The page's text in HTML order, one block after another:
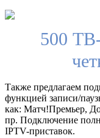
500
Также предлагаем
функцией записи/
как: Матч!Премьер,
пр. Подключение
IPTV-приставок.